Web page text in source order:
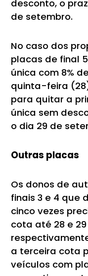
desconto, o
de setembro.
No caso dos
placas de final
única com 8%
quinta-feira
para quitar a
única sem
o dia 29 de
Outras placas
Os donos de
finais 3 e 4 que
cinco vezes
cota até 28 e
a terceira cota
veículos com